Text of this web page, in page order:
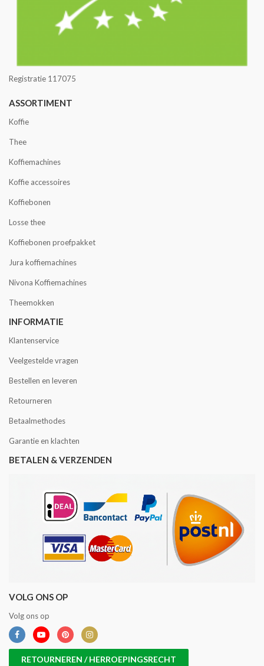
Registratie 117075
ASSORTIMENT
Koffie
Thee
Koffiemachines
Koffie accessoires
Koffiebonen
Losse thee
Koffiebonen proefpakket
Jura koffiemachines
Nivona Koffiemachines
Theemokken
INFORMATIE
Klantenservice
Veelgestelde vragen
Bestellen en leveren
Retourneren
Betaalmethodes
Garantie en klachten
BETALEN & VERZENDEN
VOLG ONS OP
Volg ons op
RETOURNEREN / HERROEPINGSRECHT